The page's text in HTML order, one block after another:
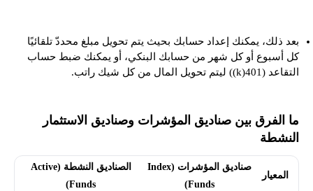
بعد ذلك، يمكنك إعداد حسابك بحيث يتم تحويل مبلغ محددّ تلقائيًا
كل أسبوع أو كل شهر من حسابك البنكي، أو يمكنك ضبط حساب
التقاعد (401(k)) ليتم تحويل المال من كل شيك راتب.
ما الفرق بين صناديق المؤشرات وصناديق الاستثمار
النشطة
المعيار
صناديق المؤشرات (Index
Funds)
الصناديق النشطة (Active
Funds)